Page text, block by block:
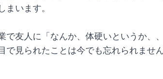
います。
で友人に「なんか、体硬いというか、
見られたことは今でも忘れられません